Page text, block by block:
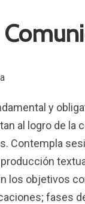
y
al logro de la
Contempla
los objetivos
fases